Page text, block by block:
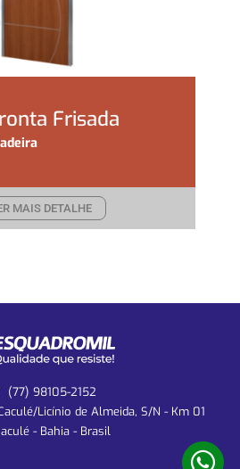
Frisada
MAIS DETALHE
(77) 98105-2152
Licínio de Almeida, S/N - Km 01
- Bahia - Brasil